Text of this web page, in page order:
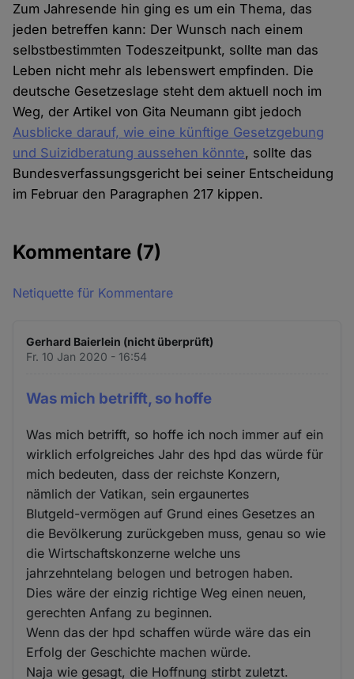
Zum Jahresende hin ging es um ein Thema, das
jeden betreffen kann: Der Wunsch nach einem
selbstbestimmten Todeszeitpunkt, sollte man das
Leben nicht mehr als lebenswert empfinden. Die
deutsche Gesetzeslage steht dem aktuell noch im
Weg, der Artikel von Gita Neumann gibt jedoch
Ausblicke darauf, wie eine künftige Gesetzgebung
und Suizidberatung aussehen könnte, sollte das
Bundesverfassungsgericht bei seiner Entscheidung
im Februar den Paragraphen 217 kippen.
Kommentare (7)
Netiquette für Kommentare
Gerhard Baierlein (nicht überprüft)
Fr. 10 Jan 2020 - 16:54
Was mich betrifft, so hoffe
Was mich betrifft, so hoffe ich noch immer auf ein
wirklich erfolgreiches Jahr des hpd das würde für
mich bedeuten, dass der reichste Konzern,
nämlich der Vatikan, sein ergaunertes
Blutgeld-vermögen auf Grund eines Gesetzes an
die Bevölkerung zurückgeben muss, genau so wie
die Wirtschaftskonzerne welche uns
jahrzehntelang belogen und betrogen haben.
Dies wäre der einzig richtige Weg einen neuen,
gerechten Anfang zu beginnen.
Wenn das der hpd schaffen würde wäre das ein
Erfolg der Geschichte machen würde.
Naja wie gesagt, die Hoffnung stirbt zuletzt.